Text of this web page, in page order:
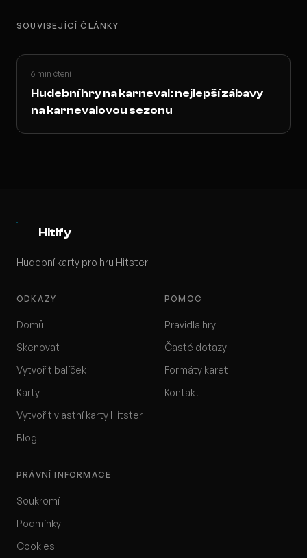
SOUVISEJÍCÍ ČLÁNKY
6 min čtení
Hudební hry na karneval: nejlepší zábavy
na karnevalovou sezonu
Hitify
Hudební karty pro hru Hitster
ODKAZY
Domů
Skenovat
Vytvořit balíček
Karty
Vytvořit vlastní karty Hitster
Blog
POMOC
Pravidla hry
Časté dotazy
Formáty karet
Kontakt
PRÁVNÍ INFORMACE
Soukromí
Podmínky
Cookies